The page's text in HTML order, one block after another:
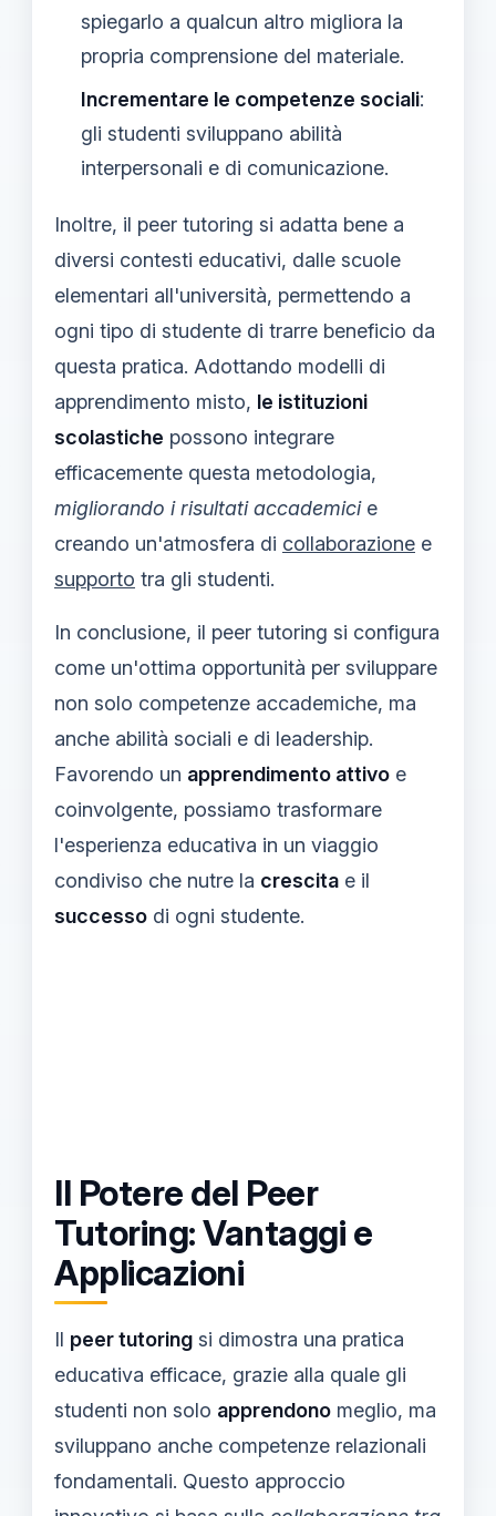
spiegarlo a qualcun altro migliora la
propria comprensione del materiale.
Incrementare le competenze sociali:
gli studenti sviluppano abilità
interpersonali e di comunicazione.
Inoltre, il peer tutoring si adatta bene a
diversi contesti educativi, dalle scuole
elementari all'università, permettendo a
ogni tipo di studente di trarre beneficio da
questa pratica. Adottando modelli di
apprendimento misto, le istituzioni
scolastiche possono integrare
efficacemente questa metodologia,
migliorando i risultati accademicie
creando un'atmosfera di collaborazione e
supporto tra gli studenti.
In conclusione, il peer tutoring si configura
come un'ottima opportunità per sviluppare
non solo competenze accademiche, ma
anche abilità sociali e di leadership.
Favorendo un apprendimento attivo e
coinvolgente, possiamo trasformare
l'esperienza educativa in un viaggio
condiviso che nutre la crescita e il
successo di ogni studente.
Il Potere del Peer
Tutoring: Vantaggi e
Applicazioni
Il peer tutoring si dimostra una pratica
educativa efficace, grazie alla quale gli
studenti non solo apprendono meglio, ma
sviluppano anche competenze relazionali
fondamentali. Questo approccio